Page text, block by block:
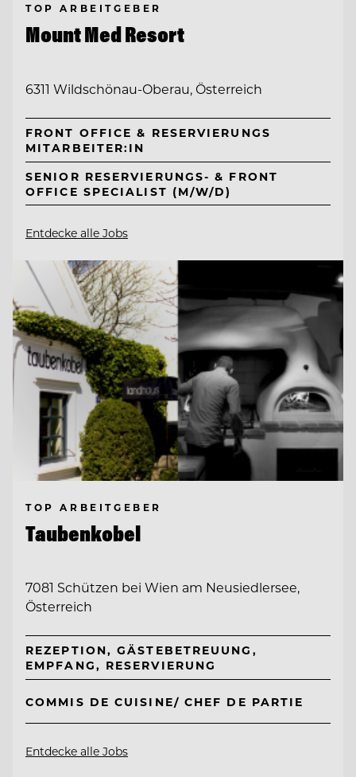
TOP ARBEITGEBER
Mount Med Resort
6311 Wildschönau-Oberau, Österreich
FRONT OFFICE & RESERVIERUNGS
MITARBEITER:IN
SENIOR RESERVIERUNGS- & FRONT
OFFICE SPECIALIST (M/W/D)
Entdecke alle Jobs
TOP ARBEITGEBER
Taubenkobel
7081 Schützen bei Wien am Neusiedlersee,
Österreich
REZEPTION, GÄSTEBETREUUNG,
EMPFANG, RESERVIERUNG
COMMIS DE CUISINE/ CHEF DE PARTIE
Entdecke alle Jobs